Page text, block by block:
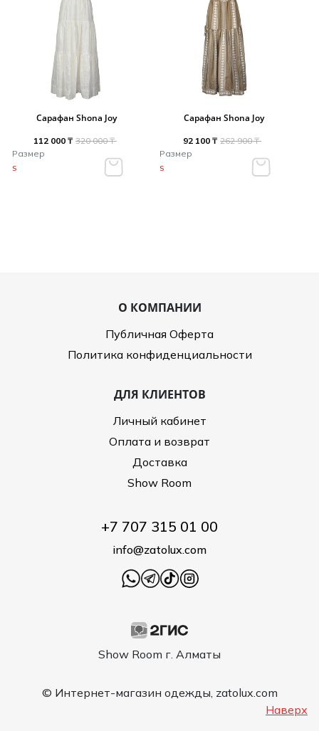
Сарафан Shona Joy
112 000 ₸ 320 000 ₸
Размер
S
Сарафан Shona Joy
92 100 ₸ 262 900 ₸
Размер
S
О КОМПАНИИ
Публичная Оферта
Политика конфиденциальности
ДЛЯ КЛИЕНТОВ
Личный кабинет
Оплата и возврат
Доставка
Show Room
Show Room г. Алматы
+7 707 315 01 00
info@zatolux.com
© Интернет-магазин одежды, zatolux.com
Наверх